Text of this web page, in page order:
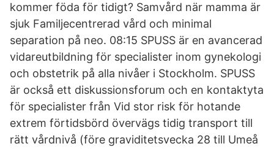
kommer föda för tidigt? Samvård när mamma är
sjuk Familjecentrerad vård och minimal
separation på neo. 08:15 SPUSS är en avancerad
vidareutbildning för specialister inom gynekologi
och obstetrik på alla nivåer i Stockholm. SPUSS
är också ett diskussionsforum och en kontaktyta
för specialister från Vid stor risk för hotande
extrem förtidsbörd övervägs tidig transport till
rätt vårdnivå (före graviditetsvecka 28 till Umeå